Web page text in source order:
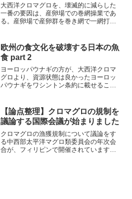
大西洋クロマグロを、壊滅的に減らした
一番の要因は、産卵場での巻網操業であ
る。産卵場で産卵群を巻き網で一網打尽
卵群が激減している。実は、日本のクロ
マグロは、タイセイヨウク...
欧州の食文化を破壊する日本の魚
食 part 2
ヨーロッパウナギの方が、大西洋クロマ
グロより、資源状態は良かったヨーロッ
パウナギをワシントン条約に載せること
ッパウナギが付属書IIに該当するという勧
告を出した。レ...
【論点整理】クロマグロの規制を
議論する国際会議が始まりました
クロマグロの漁獲規制について議論をす
る中西部太平洋マグロ類委員会の年次会
合が、フィリピンで開催されています。